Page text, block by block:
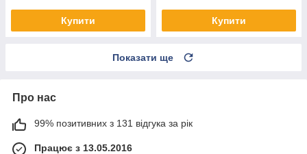
Купити Купити
Показати ще
Про нас
99% позитивних з 131 відгука за рік
Працює з 13.05.2016